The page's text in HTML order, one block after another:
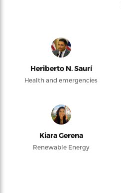
Heriberto N. Saurí
Health and emergencies
Kiara Gerena
Renewable Energy